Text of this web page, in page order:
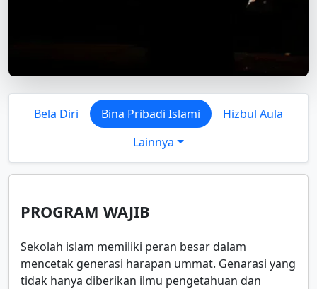
Bela Diri Bina Pribadi Islami
Hizbul Aula
Lainnya
PROGRAM WAJIB
Sekolah islam memiliki peran besar dalam
mencetak generasi harapan ummat. Genarasi yang
tidak hanya diberikan ilmu pengetahuan dan